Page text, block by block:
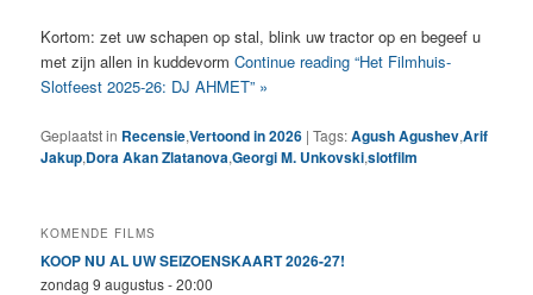
Kortom: zet uw schapen op stal, blink uw tractor op en begeef u
met zijn allen in kuddevormContinue reading “Het Filmhuis-
Slotfeest 2025-26: DJ AHMET” »
Geplaatst in Recensie,Vertoond in 2026 |Tags:Agush Agushev,Arif
Jakup,Dora Akan Zlatanova,Georgi M. Unkovski,slotfilm
KOMENDE FILMS
KOOP NU AL UW SEIZOENSKAART 2026-27!
zondag 9 augustus - 20:00